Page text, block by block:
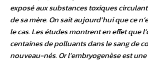
exposé aux substances toxiques
de sa mère. On sait aujourd’hui que ce
le cas. Les études montrent en effet que
centaines de polluants dans le sang de
nouveau-nés. Or l’embryogenèse est